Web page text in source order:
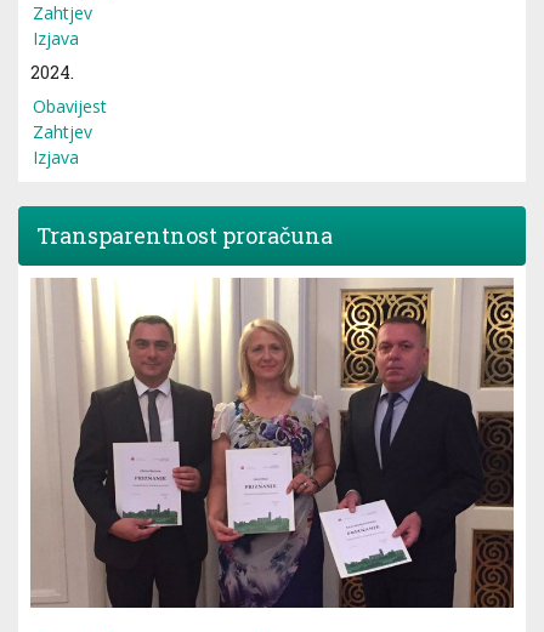
Zahtjev
Izjava
2024.
Obavijest
Zahtjev
Izjava
Transparentnost proračuna